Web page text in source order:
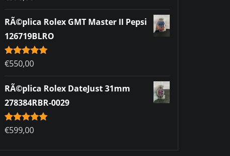
out of 5
RÃ©plica Rolex GMT Master II Pepsi
126719BLRO
Rated5.00
out of 5
€550,00
RÃ©plica Rolex DateJust 31mm
278384RBR-0029
Rated5.00
out of 5
€599,00